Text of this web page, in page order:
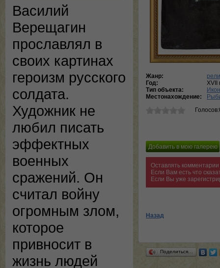
Василий
Верещагин
прославлял в
своих картинах
героизм русского
солдата.
Художник не
любил писать
эффектных
военных
сражений. Он
считал войну
огромным злом,
которое
привносит в
жизнь людей
Жанр:
Год:
XVII
Тип объекта:
Местонахождение:
Оставлять
Если Вам есть что
Если Вы уже
Назад
Поделиться…